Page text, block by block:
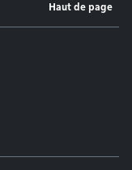
Haut de page